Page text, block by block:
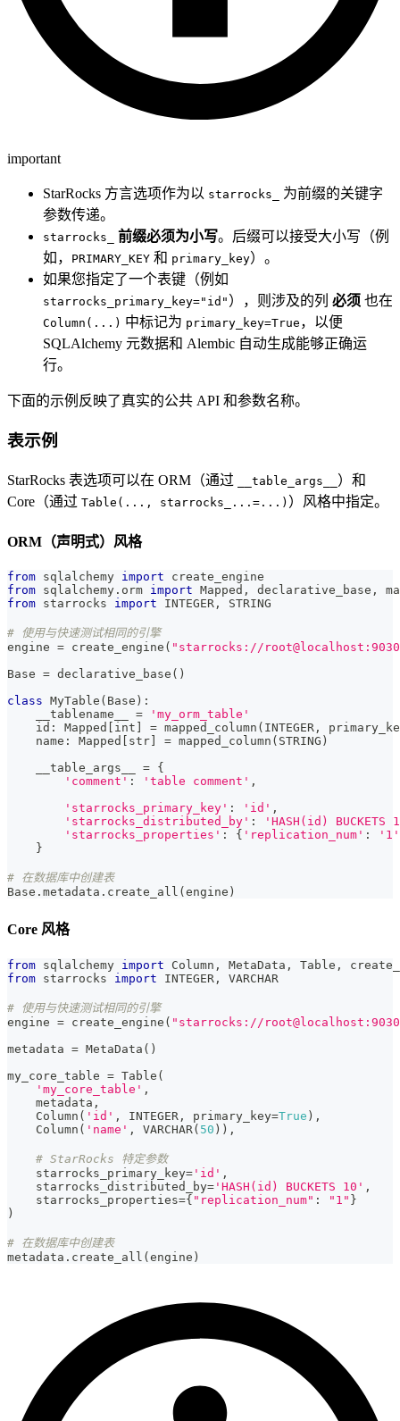
important
StarRocks 方言选项作为以 starrocks_
为前缀的关键字
参数传递。
starrocks_ 前缀必须为小写。后缀可以接受大小写（例
如，
PRIMARY_KEY 和 primary_key）。
如果您指定了一个表键（例如
starrocks_primary_key="id" ），则涉及的列 必须 也在
Column(...) 中标记为 primary_key=True ，以便
SQLAlchemy 元数据和 Alembic 自动生成能够正确运
行。
下面的示例反映了真实的公共 API 和参数名称。
表示例
StarRocks 表选项可以在 ORM（通过 __table_args__ ）和
Core（通过 Table(..., starrocks_...=...) ）风格中指定。
ORM（声明式）风格
from sqlalchemy import create_engine
from sqlalchemy . orm import Mapped , declarative_base ,
from starrocks import INTEGER , STRING
# 使用与快速测试相同的引擎
engine = create_engine ( "starrocks://
Base = declarative_base ( )
class MyTable ( Base ) :
    __tablename__
=
'my_orm_table'
id : Mapped int = mapped_column ( INTEGER ,
    name
: Mapped str = mapped_column ( STRING )
    __table_args__
= {
'comment' : 'table comment' ,
'starrocks_primary_key' : 'id' ,
'starrocks_distributed_by' :
'HASH(id) BUCKETS
'starrocks_properties' : { 'replication_num' :
'1'
}
# 在数据库中创建表
Base . metadata . create_all ( engine )
Core 风格
from sqlalchemy import Column , MetaData , Table ,
from starrocks import INTEGER , VARCHAR
# 使用与快速测试相同的引擎
engine = create_engine ( "starrocks://
metadata = MetaData ( )
my_core_table = Table (
'my_core_table' ,
    metadata
,
    Column
( 'id' , INTEGER , primary_key=True ) ,
    Column
( 'name' , VARCHAR ( 50 ) ) ,
# StarRocks 特定参数
    starrocks_primary_key
= 'id' ,
    starrocks_distributed_by
= 'HASH(id) BUCKETS 10' ,
    starrocks_properties
={ "replication_num" : "1" }
)
# 在数据库中创建表
metadata . create_all (engine )